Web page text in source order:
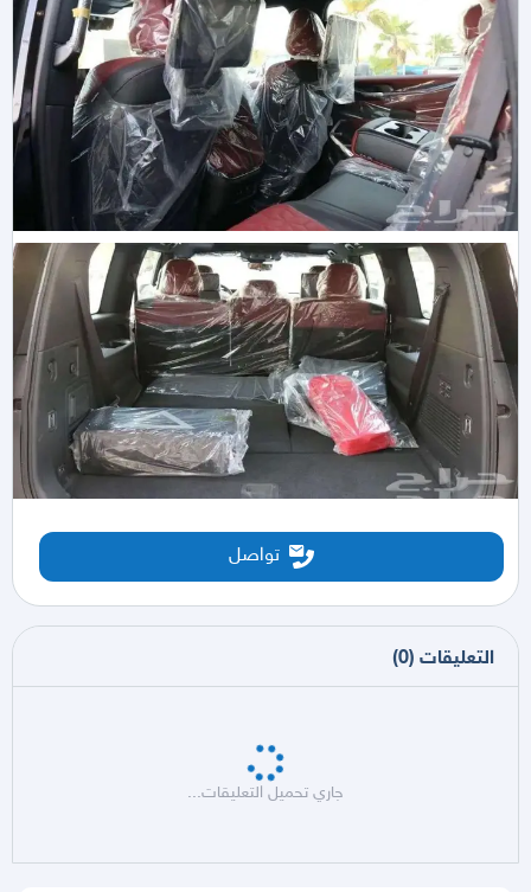
تواصل
التعليقات (
0
)
جاري تحميل التعليقات...